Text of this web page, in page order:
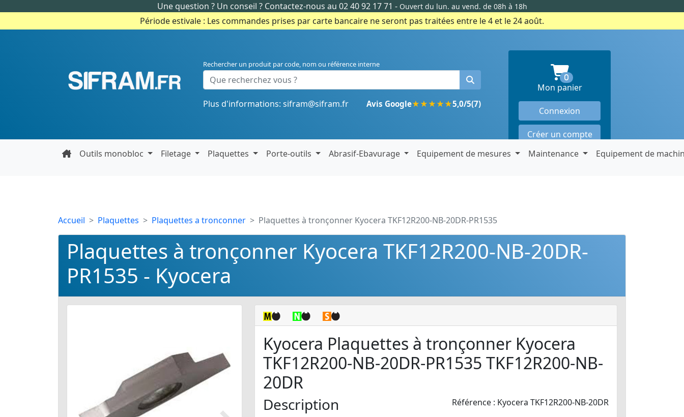
Une question ? Un conseil ?Contactez-nous au 02 40 92 17 71 - Ouvert du lun. au vend. de 08h à 18h
Période estivale : Les commandes prises par carte bancaire ne seront pas traitées entre le 4 et le 24 août.
Rechercher un produit par code, nom ou référence interne
Plus d'informations: sifram@sifram.fr Avis Google★★★★★5,0/5(7)
0produits en panier
Mon panier
Connexion
Créer un compte
Outils monobloc
Filetage Plaquettes Porte-outils Abrasif-Ebavurage Equipement de mesures Maintenance Equipement de
Accueil Plaquettes Plaquettes a tronconner Plaquettes à tronçonner Kyocera TKF12R200-NB-20DR-PR1535
Plaquettes à tronçonner Kyocera TKF12R200-NB-20DR-
PR1535 - Kyocera
Kyocera Plaquettes à tronçonner Kyocera
TKF12R200-NB-20DR-PR1535 TKF12R200-NB-
20DR
Référence : Kyocera TKF12R200-NB-20DR
Description